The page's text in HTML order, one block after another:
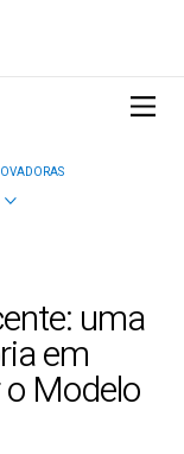
uma
em
Modelo